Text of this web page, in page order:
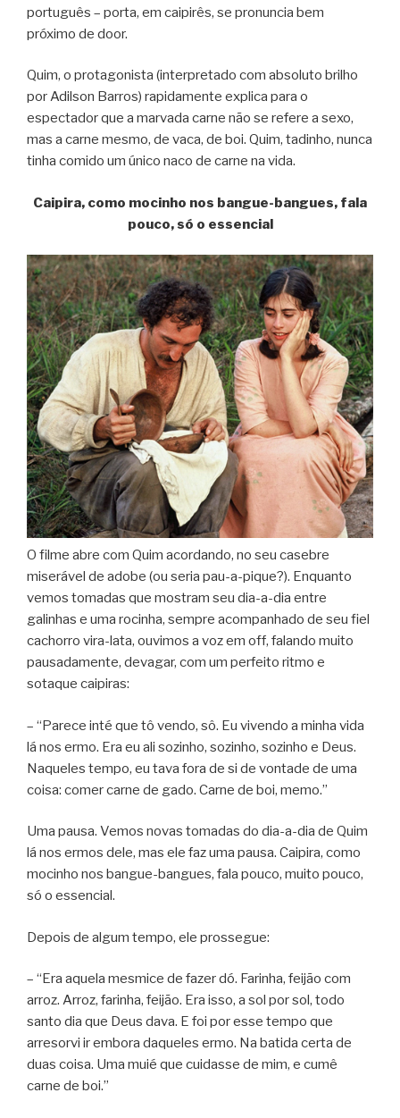
português – porta, em caipirês, se pronuncia bem
próximo de door.
Quim, o protagonista (interpretado com absoluto brilho
por Adilson Barros) rapidamente explica para o
espectador que a marvada carne não se refere a sexo,
mas a carne mesmo, de vaca, de boi. Quim, tadinho, nunca
tinha comido um único naco de carne na vida.
Caipira, como mocinho nos bangue-bangues, fala
pouco, só o essencial
O filme abre com Quim acordando, no seu casebre
miserável de adobe (ou seria pau-a-pique?). Enquanto
vemos tomadas que mostram seu dia-a-dia entre
galinhas e uma rocinha, sempre acompanhado de seu fiel
cachorro vira-lata, ouvimos a voz em off, falando muito
pausadamente, devagar, com um perfeito ritmo e
sotaque caipiras:
– “Parece inté que tô vendo, sô. Eu vivendo a minha vida
lá nos ermo. Era eu ali sozinho, sozinho, sozinho e Deus.
Naqueles tempo, eu tava fora de si de vontade de uma
coisa: comer carne de gado. Carne de boi, memo.”
Uma pausa. Vemos novas tomadas do dia-a-dia de Quim
lá nos ermos dele, mas ele faz uma pausa. Caipira, como
mocinho nos bangue-bangues, fala pouco, muito pouco,
só o essencial.
Depois de algum tempo, ele prossegue:
– “Era aquela mesmice de fazer dó. Farinha, feijão com
arroz. Arroz, farinha, feijão. Era isso, a sol por sol, todo
santo dia que Deus dava. E foi por esse tempo que
arresorvi ir embora daqueles ermo. Na batida certa de
duas coisa. Uma muié que cuidasse de mim, e cumê
carne de boi.”